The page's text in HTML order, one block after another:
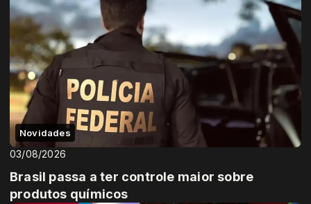
Novidades
03/08/2026
Brasil passa a ter controle maior sobre
produtos químicos